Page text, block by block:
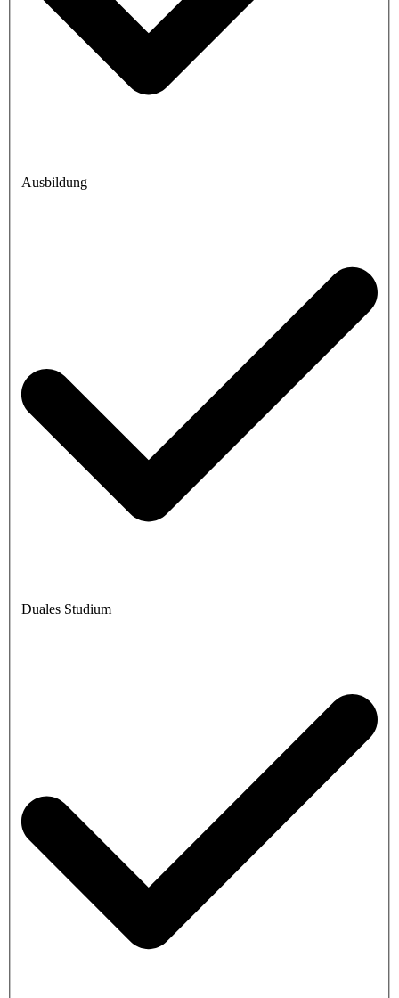
Ausbildung
Duales Studium